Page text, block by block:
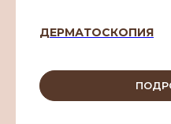
ДЕРМАТОСКОПИЯ